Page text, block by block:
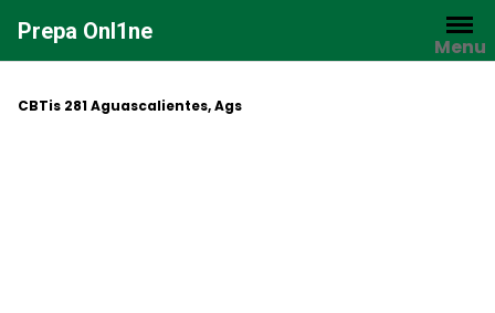
contenido
Prepa Onl1ne
Menu
CBTis 281 Aguascalientes, Ags